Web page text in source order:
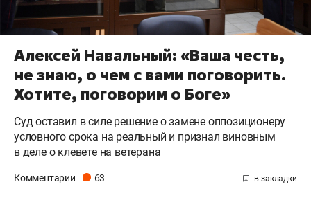
Алексей Навальный: «Ваша честь,
не знаю, о чем с вами поговорить.
Хотите, поговорим о Боге»
Суд оставил в силе решение о замене оппозиционеру
условного срока на реальный и признал виновным
в деле о клевете на ветерана
Комментарии 63